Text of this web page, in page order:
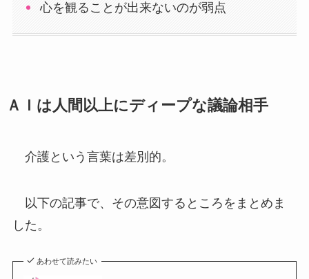
心を観ることが出来ないのが弱点
ＡＩは人間以上にディープな議論相手
介護という言葉は差別的。
以下の記事で、その意図するところをまとめま
した。
あわせて読みたい